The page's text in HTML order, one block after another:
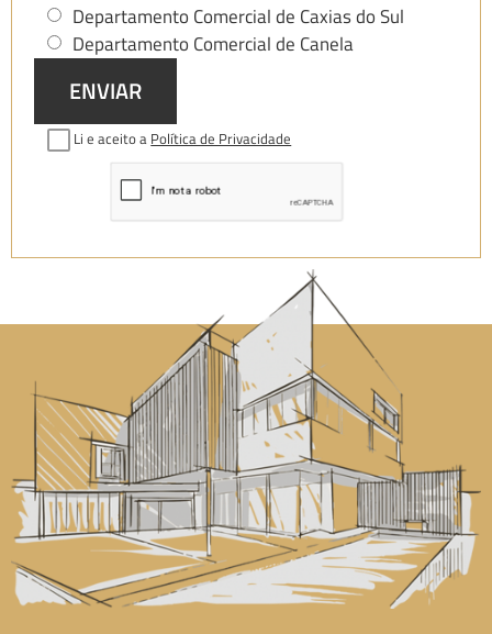
Departamento Comercial de Caxias do Sul
Departamento Comercial de Canela
ENVIAR
Li e aceito a Política de Privacidade